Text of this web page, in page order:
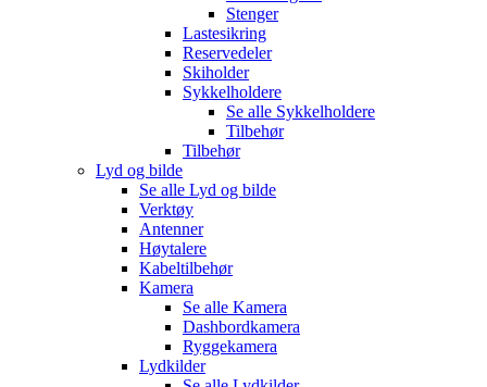
Stenger
Lastesikring
Reservedeler
Skiholder
Sykkelholdere
Se alle Sykkelholdere
Tilbehør
Tilbehør
Lyd og bilde
Se alle Lyd og bilde
Verktøy
Antenner
Høytalere
Kabeltilbehør
Kamera
Se alle Kamera
Dashbordkamera
Ryggekamera
Lydkilder